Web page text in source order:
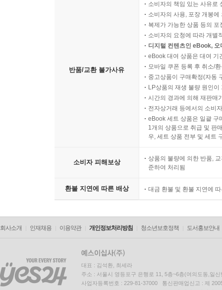
반품/교환 불가사유
소비자의 책임 있는 사유로
소비자의 사용, 포장 개봉
복제가 가능한 상품 등의
소비자의 요청에 따라 개별
디지털 컨텐츠인 eBook,
eBook 대여 상품은 대여 기
모바일 쿠폰 등록 후 취소/
중고상품이 구매확정(자동
LP상품의 재생 불량 원인
시간의 경과에 의해 재판매
전자상거래 등에서의 소비
eBook 세트 상품은 일괄 구
1개의 상품으로 취급 및 판
우, 세트 상품 전부 및 세트
소비자 피해보상
상품의 불량에 의한 반품,
준하여 처리됨
환불 지연에 따른 배상 대금 환불 및 환불 지연에
회사소개 인재채용 이용약관 개인정보처리방침 청소년보호정책 도서홍보안내
대표 : 김석환, 최세라
주소 : 서울시 영등포구 은행로 11, 5층~6층(여의도동,일신
사업자등록번호 : 229-81-37000 통신판매업신고 : 제